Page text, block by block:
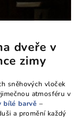
dveře v
zimy
sněhových vloček
atmosféru v
bílé barvě –
a promění každý